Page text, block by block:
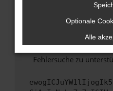
Wende dich an den
Wenn du alle oben
hast, kontaktiere uns
versuchen, das
uns diesen Text
Fehlersuche zu
Optionale
Alle